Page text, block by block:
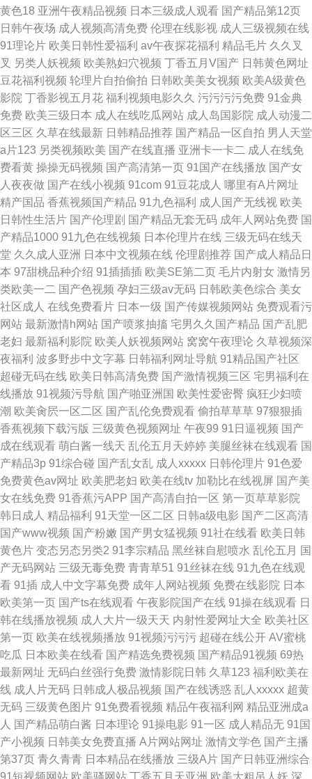
黄色18 亚洲午夜精品视频 日本三级成人观看 国产精品第12页
日韩午夜场 成人视频高清免费 伦理在线影视 成人三级视频在线
91理论片 欧美日韩性爱福利 av午夜探花福利 精品毛片 久久叉
叉 另类人妖视频 欧美熟妇穴视频 丁香五月V国产 日韩黄色网址
豆花福利视频 轮理片自拍偷拍 日韩欧美美女视频 欧美A级黄色
影院 丁香影视五月花 福利视频电影久久 污污污污免费 91金典
免费 欧美三级日本 成人在线吃瓜网站 成人岛国影院 成人动漫二
区三区 久草在线最新 日韩精品推荐 国产精品一区自拍 男人天堂
a片123 另类视频欧美 国产在线直播 亚洲卡一卡二 成人在线免
费看黄 操操无码视频 国产高清第一页 91国产在线播放 国产女
人夜夜做 国产在线小视频 91com 91豆花成人 哪里有A片网址
精产国品 香蕉视频国产精品 91九色福利 成人国产无线视 欧美
日韩性生活片 国产伦理剧 国产精品无套无码 成年人网站免费 国
产精品1000 91九色在线视频 日本伦理片在线 三级无码在线天
堂 久久成人亚洲 日本中文视频在线 伦理剧推荐 国产成人精品日
本 97甜桃品种介绍 91插插插 欧美SE第二页 毛片内射女 激情另
类欧美一二 国产色视频 孕妇三级av无码 日韩欧美色综合 美女
社区成人 在线免费看片 日本一级 国产传媒视频网站 免费观看污
网站 最新激情h网站 国产喷浆抽搐 宅男久久国产精品 国产乱肥
老妇 最新福利影院 欧美人妖视频网站 窝窝午夜理论 久草视频深
夜福利 波多野步中文字幕 日韩福利网址导航 91精品国产社区
超碰无码在线 欧美日韩高清免费 国产激情视频三区 宅男福利在
线播放 91视频污导航 国产啪亚洲国 欧美性爱密臀 疯狂少妇喷
潮 欧美肏屄一区二区 国产乱伦免费观看 偷拍草草草 97狠狠插
香蕉视频下载污版 三级黄色视频网址 午夜99 91日逼视频 国产
成在线观看 萌白酱一线天 乱伦五月天婷婷 美腿丝袜在线观看 国
产精品3p 91综合碰 国产乱女乱 成人xxxxx 日韩伦理片 91色爱
免费黄色av网址 欧美肥老妇 欧美在线tv 加勒比在线视屏 国产美
女在线免费 91香蕉污APP 国产高清自拍一区 第一页草草影院
韩日成人 精品福利 91天堂一区二区 日韩a级电影 国产二区高清
国产www视频 国产粉嫩 国产男女猛视频 91社在线看 欧美日韩
黄色片 变态另态另类2 91李宗精品 黑丝袜自慰喷水 乱伦五月 国
产无码网站 三级无毒免费 青青草51 91丝袜在线 91九色在线观
看 91插 成人中文字幕免费 成年人网站视频 免费在线影院 日本
欧美第一页 国产ts在线观看 午夜影院国产在线 91操在线观看 日
韩在线播放视频 成人大片一级天天 内射性爱网址大全 欧美社区
第一页 欧美在线视频播放 91视频污污污 超碰在线公开 AV蜜桃
吃瓜 日本欧美在线看 国产精选免费视频 国产精品91视频 69热
最新网址 无码白丝强行免费 激情影院日韩 久草123 福利欧美在
线 成人片无码 日韩成人极品视频 国产在线诱惑 乱人xxxxx 超黄
无码 三级黄色图片 91免费看视频 精品午夜福利网 精品亚洲成a
人 国产精品萌白酱 日本理论 91操电影 91一区 成人精品无 91国
产小视频 日韩美女免费直播 A片网站网址 激情文学色 国产主播
第37页 青久青青 日本精品在线播放 三级A片 国产日韩亚洲综合
91短视频网站 欧美骚网站 丁香五月天亚洲 欧美大粗吊人妖 深